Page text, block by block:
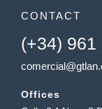
CONTACT
(+34) 961
Offices